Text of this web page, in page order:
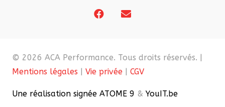
© 2026 ACA Performance. Tous droits réservés. |
Mentions légales | Vie privée | CGV
Une réalisation signée ATOME 9 & YouIT.be